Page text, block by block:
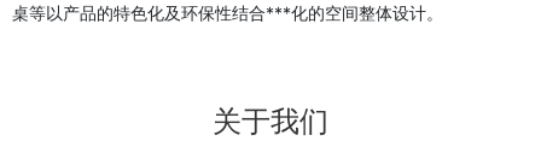
桌等以产品的特色化及环保性结合***化的空间整体设计。
关于我们